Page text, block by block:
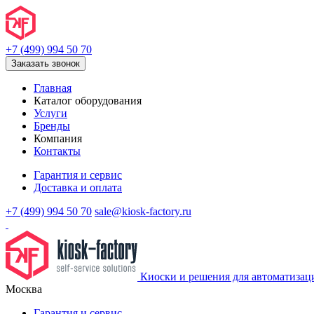
+7 (499) 994 50 70
Заказать звонок
Главная
Каталог оборудования
Услуги
Бренды
Компания
Контакты
Гарантия и сервис
Доставка и оплата
+7 (499) 994 50 70 sale@kiosk-factory.ru
Киоски и решения для
Москва